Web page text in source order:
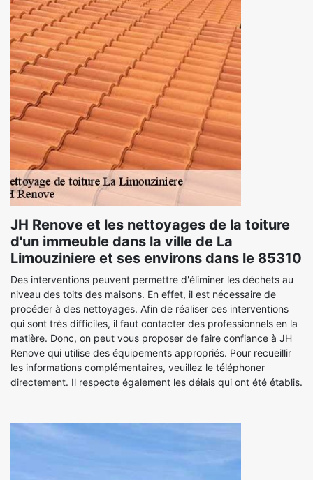
JH Renove et les nettoyages de la toiture
d'un immeuble dans la ville de La
Limouziniere et ses environs dans le 85310
Des interventions peuvent permettre d'éliminer les déchets au
niveau des toits des maisons. En effet, il est nécessaire de
procéder à des nettoyages. Afin de réaliser ces interventions
qui sont très difficiles, il faut contacter des professionnels en la
matière. Donc, on peut vous proposer de faire confiance à JH
Renove qui utilise des équipements appropriés. Pour recueillir
les informations complémentaires, veuillez le téléphoner
directement. Il respecte également les délais qui ont été établis.